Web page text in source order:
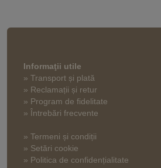
Informaţii utile
» Transport și plată
» Reclamații și retur
» Program de fidelitate
» Întrebări frecvente
» Termeni și condiții
» Setări cookie
» Politica de confidențialitate